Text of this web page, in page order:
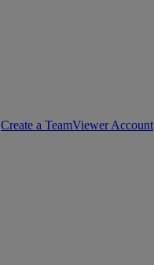
Create a TeamViewer Account